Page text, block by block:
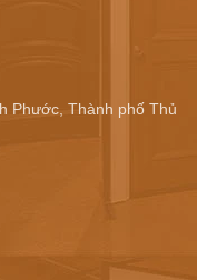
Phước, Thành phố Thủ